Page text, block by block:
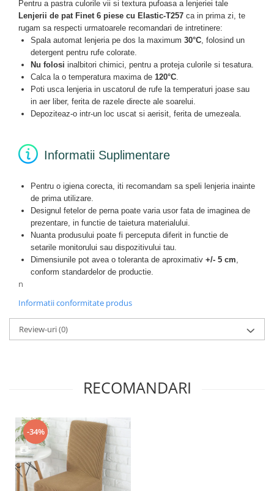
Pentru a pastra culorile vii si textura pufoasa a lenjeriei tale
Lenjerii de pat Finet 6 piese cu Elastic-T257 ca in prima zi, te
rugam sa respecti urmatoarele recomandari de intretinere:
Spala automat lenjeria pe dos la maximum 30°C , folosind un
detergent pentru rufe colorate.
Nu folosi inalbitori chimici, pentru a proteja culorile si tesatura.
Calca la o temperatura maxima de 120°C
Poti usca lenjeria in uscatorul de rufe la temperaturi joase sau
in aer liber, ferita de razele directe ale soarelui.
Depoziteaz-o intr-un loc uscat si aerisit, ferita de umezeala.
Informatii Suplimentare
Pentru o igiena corecta, iti recomandam sa speli lenjeria inainte
de prima utilizare.
Designul fetelor de perna poate varia usor fata de imaginea de
prezentare, in functie de taietura materialului.
Nuanta produsului poate fi perceputa diferit in functie de
setarile monitorului sau dispozitivului tau.
Dimensiunile pot avea o toleranta de aproximativ +/- 5 cm,
conform standardelor de productie.
n
Informatii conformitate produs
Review-uri(0)
RECOMANDARI
-34%